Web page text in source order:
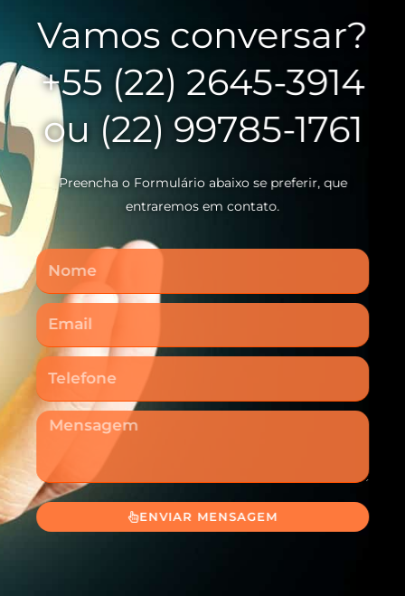
Vamos conversar?
+55 (22) 2645-3914
ou (22) 99785-1761
Preencha o Formulário abaixo se preferir, que
entraremos em contato.
Nome
Email
Telefone
Mensagem
ENVIAR MENSAGEM